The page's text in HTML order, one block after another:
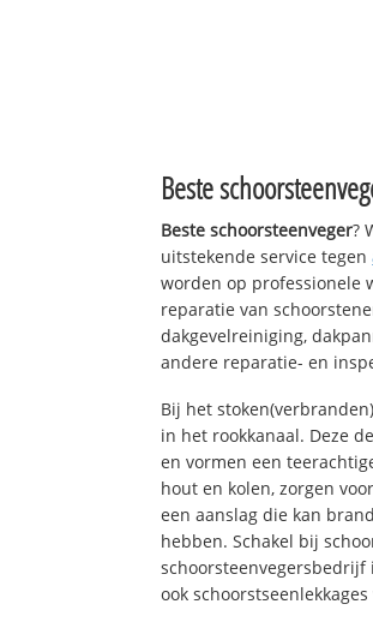
Beste
Beste schoorsteenveger?
uitstekende service tegen
worden op professionele
reparatie van
dakgevelreiniging,
andere reparatie- en
Bij het
in het rookkanaal. Deze
en vormen een
hout en kolen, zorgen
een aanslag die kan
hebben. Schakel bij
schoorsteenvegersbedrijf
ook